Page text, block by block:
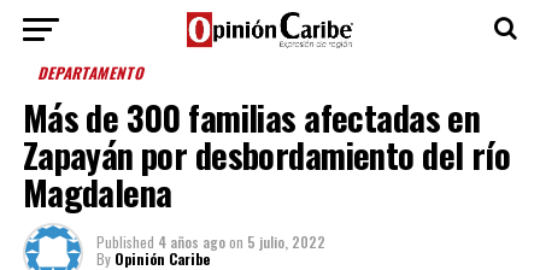
DEPARTAMENTO
Más de 300 familias afectadas en
Zapayán por desbordamiento del río
Magdalena
Published 4 años agoon 5 julio, 2022
By Opinión Caribe